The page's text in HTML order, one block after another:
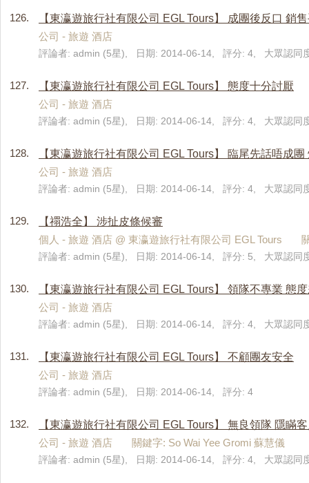
126.
【東瀛遊旅行社有限公司 EGL Tours】 成團後反口 銷
公司 - 旅遊 酒店
評論者: admin (5星), 日期: 2014-06-14, 評分: 4, 大眾認同
127.
【東瀛遊旅行社有限公司 EGL Tours】 態度十分討厭
公司 - 旅遊 酒店
評論者: admin (5星), 日期: 2014-06-14, 評分: 4, 大眾認同
128.
【東瀛遊旅行社有限公司 EGL Tours】 臨尾先話唔成
公司 - 旅遊 酒店
評論者: admin (5星), 日期: 2014-06-14, 評分: 4, 大眾認同
129.
【禤浩全】 涉扯皮條候審
個人 - 旅遊 酒店 @ 東瀛遊旅行社有限公司 EGL Tours
評論者: admin (5星), 日期: 2014-06-14, 評分: 5, 大眾認同
130.
【東瀛遊旅行社有限公司 EGL Tours】 領隊不專業 態
公司 - 旅遊 酒店
評論者: admin (5星), 日期: 2014-06-14, 評分: 4, 大眾認同
131.
【東瀛遊旅行社有限公司 EGL Tours】 不顧團友安全
公司 - 旅遊 酒店
評論者: admin (5星), 日期: 2014-06-14, 評分: 4
132.
【東瀛遊旅行社有限公司 EGL Tours】 無良領隊 隱瞞
公司 - 旅遊 酒店 關鍵字: So Wai Yee Gromi 蘇慧儀
評論者: admin (5星), 日期: 2014-06-14, 評分: 4, 大眾認同